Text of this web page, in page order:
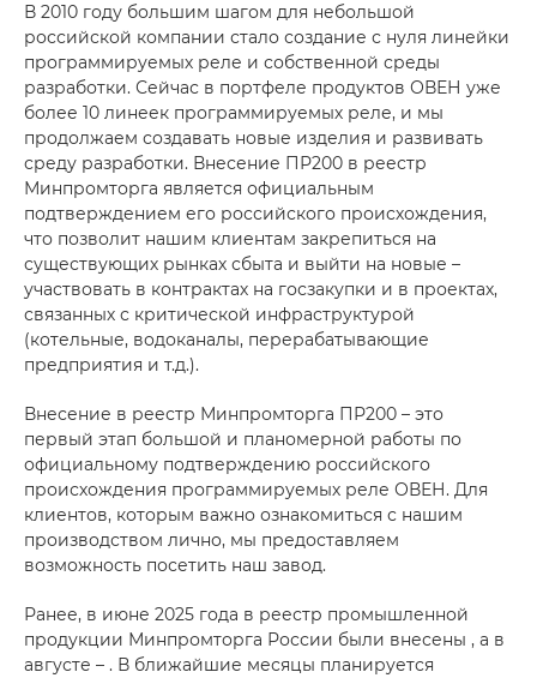
В 2010 году большим шагом для небольшой
российской компании стало создание с нуля линейки
программируемых реле и собственной среды
разработки. Сейчас в портфеле продуктов ОВЕН уже
более 10 линеек программируемых реле, и мы
продолжаем создавать новые изделия и развивать
среду разработки. Внесение ПР200 в реестр
Минпромторга является официальным
подтверждением его российского происхождения,
что позволит нашим клиентам закрепиться на
существующих рынках сбыта и выйти на новые –
участвовать в контрактах на госзакупки и в проектах,
связанных с критической инфраструктурой
(котельные, водоканалы, перерабатывающие
предприятия и т.д.).
Внесение в реестр Минпромторга ПР200 – это
первый этап большой и планомерной работы по
официальному подтверждению российского
происхождения программируемых реле ОВЕН. Для
клиентов, которым важно ознакомиться с нашим
производством лично, мы предоставляем
возможность посетить наш завод.
Ранее, в июне 2025 года в реестр промышленной
продукции Минпромторга России были внесены , а в
августе – . В ближайшие месяцы планируется